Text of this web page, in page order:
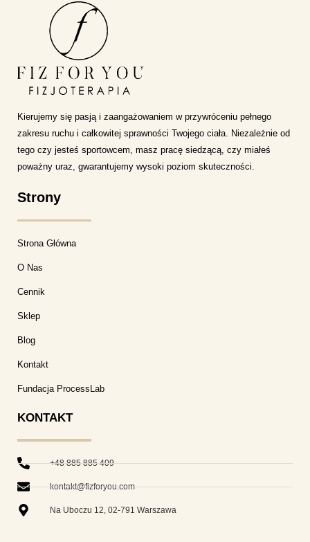
Kierujemy się pasją i zaangażowaniem w przywróceniu pełnego
zakresu ruchu i całkowitej sprawności Twojego ciała. Niezależnie od
tego czy jesteś sportowcem, masz pracę siedzącą, czy miałeś
poważny uraz, gwarantujemy wysoki poziom skuteczności.
Strony
Strona Główna
O Nas
Cennik
Sklep
Blog
Kontakt
Fundacja ProcessLab
KONTAKT
+48 885 885 409
kontakt@fizforyou.com
Na Uboczu 12, 02-791 Warszawa